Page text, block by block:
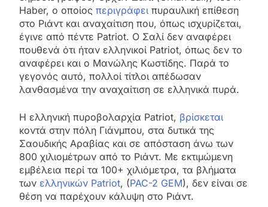
Haber, ο οποίος περιγράφει πυραυλική επίθεση
στο Ριάντ και αναχαίτιση που, όπως ισχυρίζεται,
έγινε από πέντε Patriot. O Σαλί δεν αναφέρει
πουθενά ότι ήταν ελληνικοί Patriot, όπως δεν το
αναφέρει και ο Μανώλης Κωστίδης. Παρά το
γεγονός αυτό, πολλοί τίτλοι απέδωσαν
λανθασμένα την αναχαίτιση σε ελληνικά πυρά.
Η ελληνική πυροβολαρχία Patriot, βρίσκεται
κοντά στην πόλη Γιάνμπου, στα δυτικά της
Σαουδικής Αραβίας και σε απόσταση άνω των
800 χιλιομέτρων από το Ριάντ. Με εκτιμώμενη
εμβέλεια περί τα 100+ χιλιόμετρα, τα βλήματα
των ελληνικών Patriot, (PAC-2 GEM), δεν είναι σε
θέση να παρέχουν κάλυψη στο Ριάντ.